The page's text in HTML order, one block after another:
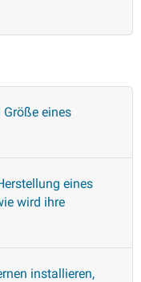
eines
eines
wird ihre
installieren,